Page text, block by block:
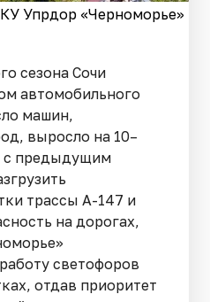
Упрдор «Черноморье»
сезона Сочи
автомобильного
машин,
выросло на 10–
с предыдущим
трассы А-147 и
на дорогах,
светофоров
отдав приоритет